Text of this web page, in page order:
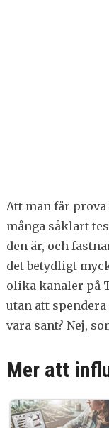
Att man får
många såklart
den är, och
det betydligt
olika kanaler på
utan att
vara sant? Nej,
Mer att